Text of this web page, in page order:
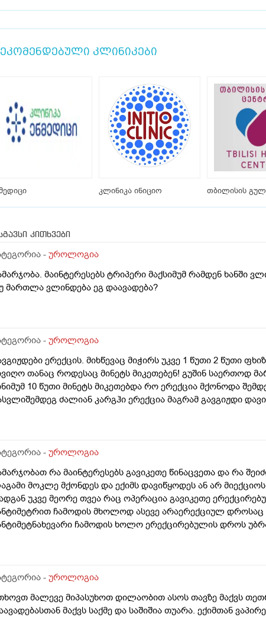
კლინიკები
კლინიკა ინიციო თბილისის
კითხვები
- უროლოგია
მაინტერესებს ტრიპერი მაქსიმუმ რამდენ ხანში
მართლა ვლინდება ეგ დაავადება?
- უროლოგია
ერექცის. მიხწევაც მიჭირს უკვე 1 წუთი 2 წუთი
თანაც როდესაც მინეტს მიკეთებენ! გუშინ საერთოდ
10 წუთი მინეტს მიკეთებდა რო ერექცია მქონოდა
ძალიან კარგჰი ერექცია მაგრამ გავგიჟდი
- უროლოგია
რა მაინტერესებს გავიკეთე წინაცვეთა და რა
მოკლე მქონდეს და ექიმს დავიწყოდეს ან არ
უკვე მეორე თვეა რაც ოპერაცია გავიკეთე
ჩამოდის მხოლოდ ასევე არაერექციულ დროსაც
ჩამოდის ხოლო ერექცირებულის დროს
- უროლოგია
მალევე მიპასუხოთ დილაობით ასოს თავზე მაქვს
მაქვს საქმე და საშიშია თუარა. ექიმთან